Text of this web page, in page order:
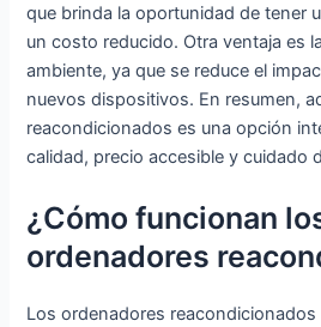
que brinda la oportunidad de tener
un costo reducido. Otra ventaja es
ambiente, ya que se reduce el
nuevos dispositivos. En resumen,
reacondicionados es una opción
calidad, precio accesible y cuidado
¿Cómo funcionan
ordenadores
Los ordenadores